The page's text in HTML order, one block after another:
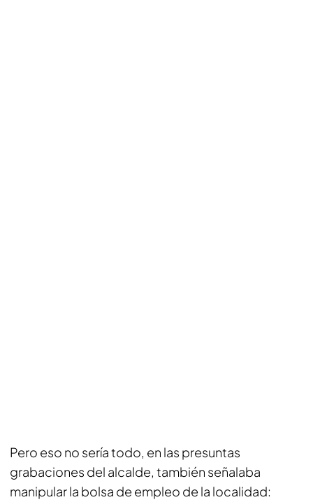
Pero eso no sería todo, en las presuntas
grabaciones del alcalde, también señalaba
manipular la bolsa de empleo de la localidad: